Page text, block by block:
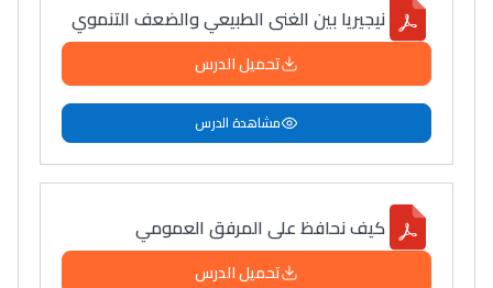
نيجيريا بين الغنى الطبيعي والضعف التنموي
تحميل الدرس
مشاهدة الدرس
كيف نحافظ على المرفق العمومي
تحميل الدرس